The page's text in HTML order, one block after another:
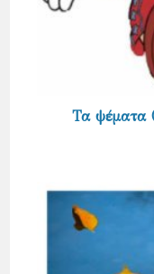
Τα ψέματα